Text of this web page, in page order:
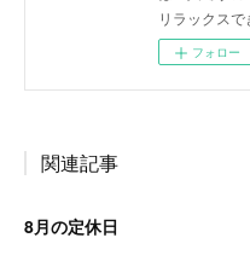
リラックスで
フォロー
関連記事
8月の定休日